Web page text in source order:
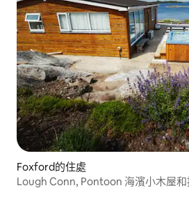
Foxford的住處
Lough Conn, Pontoon 海濱小木屋和